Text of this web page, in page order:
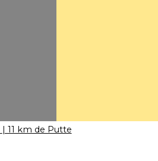
| 11 km de Putte